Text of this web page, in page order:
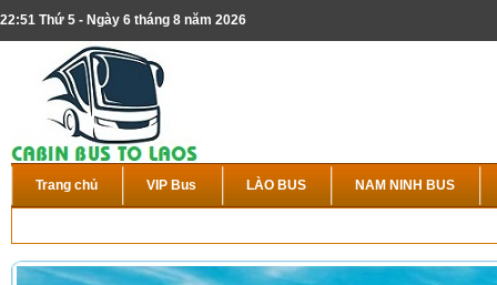
22:51 Thứ 5 - Ngày 6 tháng 8 năm 2026
Trang chủ VIP Bus LÀO BUS NAM NINH BUS